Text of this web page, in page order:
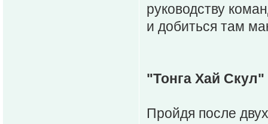
руководству
и добиться там
"Тонга Хай
Пройдя после